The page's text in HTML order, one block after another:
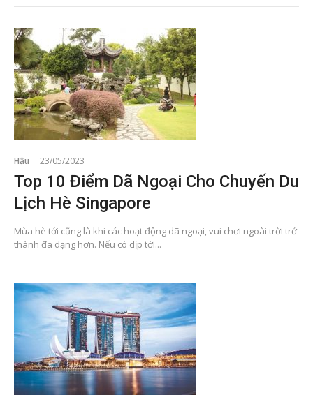
Hậu 23/05/2023
Top 10 Điểm Dã Ngoại Cho Chuyến Du
Lịch Hè Singapore
Mùa hè tới cũng là khi các hoạt động dã ngoại, vui chơi ngoài trời trở
thành đa dạng hơn. Nếu có dịp tới...